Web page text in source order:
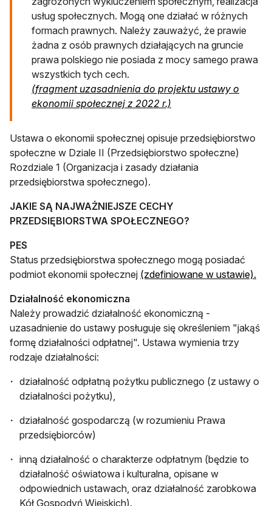
usług społecznych. Mogą one działać w różnych
formach prawnych. Należy zauważyć, że prawie
żadna z osób prawnych działających na gruncie
prawa polskiego nie posiada z mocy samego prawa
wszystkich tych cech.
(fragment uzasadnienia do projektu ustawy o
ekonomii społecznej z 2022 r.)
Ustawa o ekonomii społecznej opisuje przedsiębiorstwo
społeczne w Dziale II (Przedsiębiorstwo społeczne)
Rozdziale 1 (Organizacja i zasady działania
przedsiębiorstwa społecznego).
JAKIE SĄ NAJWAŻNIEJSZE CECHY
PRZEDSIĘBIORSTWA SPOŁECZNEGO?
PES
Status przedsiębiorstwa społecznego mogą posiadać
podmiot ekonomii społecznej (zdefiniowane w ustawie).
Działalność ekonomiczna
Należy prowadzić działalność ekonomiczną -
uzasadnienie do ustawy posługuje się określeniem "jakąś
formę działalności odpłatnej". Ustawa wymienia trzy
rodzaje działalności:
działalność odpłatną pożytku publicznego (z ustawy o
działalności pożytku),
działalność gospodarczą (w rozumieniu Prawa
przedsiębiorców)
inną działalność o charakterze odpłatnym (będzie to
działalność oświatowa i kulturalna, opisane w
odpowiednich ustawach, oraz działalność zarobkowa
Kół Gospodyń Wiejskich).